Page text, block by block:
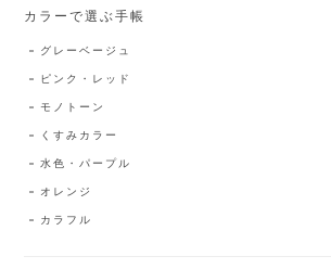
カラーで選ぶ手帳
グレーベージュ
ピンク・レッド
モノトーン
くすみカラー
水色・パープル
オレンジ
カラフル